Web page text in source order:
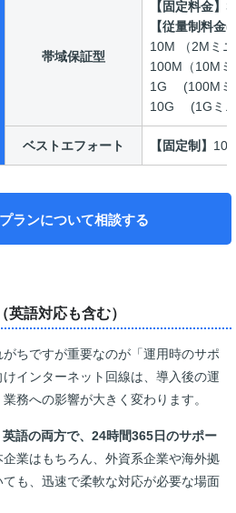
帯域保証型
【固定料金】
【従量制料金
10M （2Mミ
100M（10M
1G (100Mミ
10G (1Gミニ
ベストエフォート 【固定制】
ランについて相談する
英語対応も含む）
ちですが重要なのが「運用時のサポ
インターネット回線は、導入後の運
務への影響が大きく変わります。
英語の両方で、24時間365日のサポー
業はもちろん、外資系企業や海外拠
も、迅速で柔軟な対応が必要な場面